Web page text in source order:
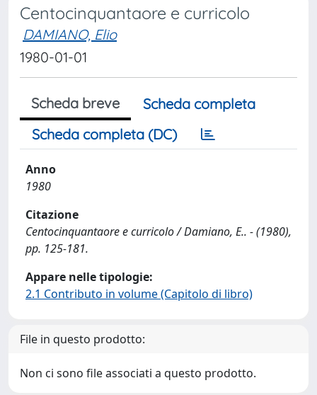
Centocinquantaore e curricolo
DAMIANO, Elio
1980-01-01
Scheda breve
Scheda completa
Scheda completa (DC)
Anno
1980
Citazione
Centocinquantaore e curricolo / Damiano, E.. - (1980),
pp. 125-181.
Appare nelle tipologie:
2.1 Contributo in volume (Capitolo di libro)
File in questo prodotto:
Non ci sono file associati a questo prodotto.